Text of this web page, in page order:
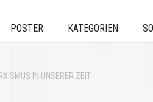
POSTER KATEGORIEN
IN UNSERER ZEIT